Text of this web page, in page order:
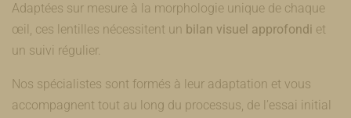
Adaptées sur mesure à la morphologie unique de chaque
œil, ces lentilles nécessitent un bilan visuel approfondi et
un suivi régulier.
Nos spécialistes sont formés à leur adaptation et vous
accompagnent tout au long du processus, de l’essai initial